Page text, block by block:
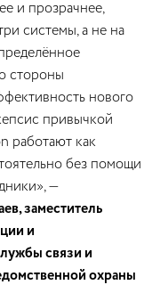
и прозрачнее,
системы, а не на
стороны
нового
привычкой
работают как
без помощи
—
заместитель
и
связи и
охраны